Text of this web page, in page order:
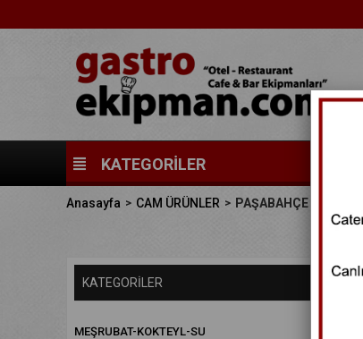
KATEGORİLER
Anasayfa CAM ÜRÜNLER PAŞABAHÇE
KATEGORILER
MEŞRUBAT-KOKTEYL-SU